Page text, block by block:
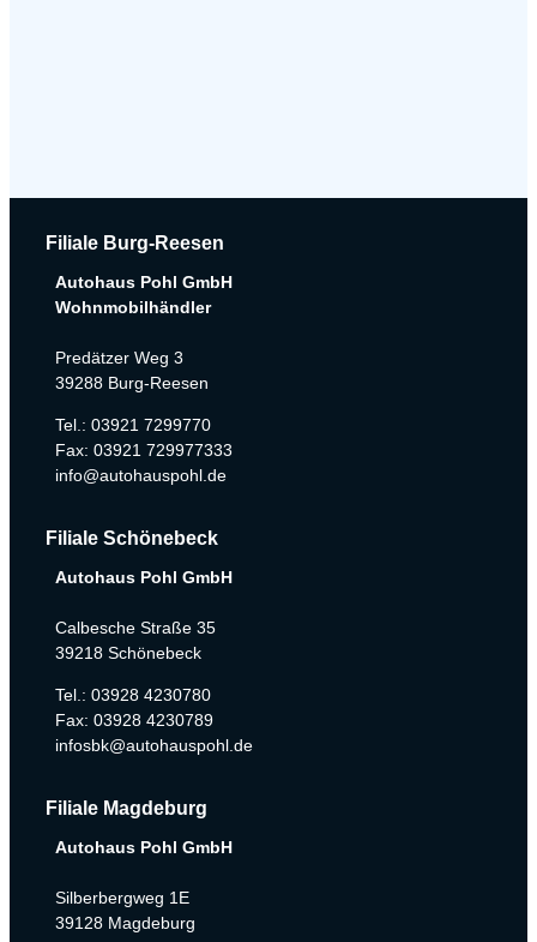
Filiale Burg-Reesen
Autohaus Pohl GmbH
Wohnmobilhändler
Predätzer Weg 3
39288 Burg-Reesen
Tel.: 03921 7299770
Fax: 03921 729977333
info@autohauspohl.de
Filiale Schönebeck
Autohaus Pohl GmbH
Calbesche Straße 35
39218 Schönebeck
Tel.: 03928 4230780
Fax: 03928 4230789
infosbk@autohauspohl.de
Filiale Magdeburg
Autohaus Pohl GmbH
Silberbergweg 1E
39128 Magdeburg